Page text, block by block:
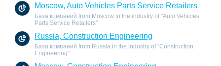
Moscow, Auto Vehicles Parts Service Retailers
База компаний from Moscow in the industry of "Auto Vehicles
Parts Service Retailers"
Russia, Construction Engineering
База компаний from Russia in the industry of "Construction
Engineering"